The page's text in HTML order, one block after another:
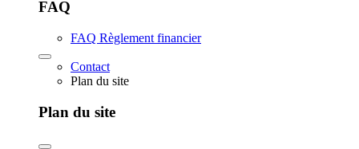
FAQ
FAQ Règlement financier
Contact
Plan du site
Plan du site